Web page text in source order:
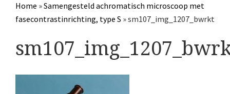
Overige optische instrumenten
Elektrische meetapparatuur
Boeken
Divers
Home »Samengesteld achromatisch microscoop met
fasecontrastinrichting, type S »sm107_img_1207_bwrkt